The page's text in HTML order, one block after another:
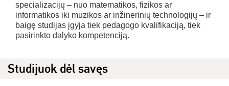
specializacijų – nuo matematikos, fizikos ar
informatikos iki muzikos ar inžinerinių technologijų – ir
baigę studijas įgyja tiek pedagogo kvalifikaciją, tiek
pasirinkto dalyko kompetenciją.
Studijuok dėl savęs